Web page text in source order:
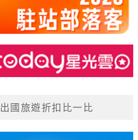
出國旅遊折扣比一比